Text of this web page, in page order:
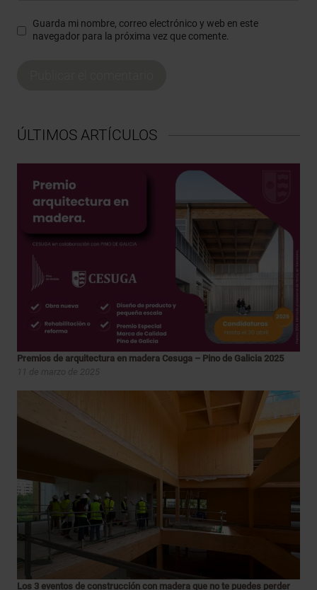
Guarda mi nombre, correo electrónico y web en este
navegador para la próxima vez que comente.
ÚLTIMOS ARTÍCULOS
Premios de arquitectura en madera Cesuga – Pino de Galicia 2025
11 de marzo de 2025
Los 3 eventos de construcción con madera que no te puedes perder